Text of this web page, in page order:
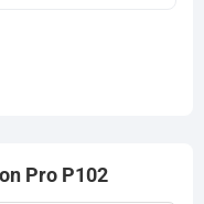
Pro P102